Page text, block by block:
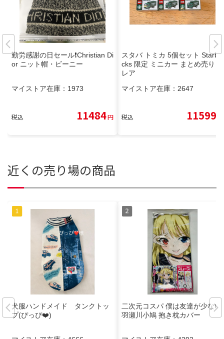
勤労感謝の日セール❗️Christian Di
or ニット帽・ビーニー
マイストア在庫： 1973
税込 11484円
スタバ トミカ 5個セット Starbu
cks 限定 ミニカー まとめ売り
レア
マイストア在庫： 2647
税込 11599
近くの売り場の商品
犬服ハンドメイド タンクトッ
プ(ぴっぴ❤️)
二次元コスパ 僕は友達が少ない
羽瀬川小鳩 抱き枕カバー